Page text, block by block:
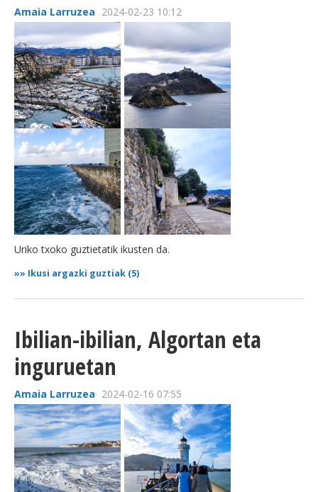
Amaia Larruzea 2024-02-23 10:12
Uriko txoko guztietatik ikusten da.
»» Ikusi argazki guztiak (5)
Ibilian-ibilian, Algortan eta
inguruetan
Amaia Larruzea 2024-02-16 07:55